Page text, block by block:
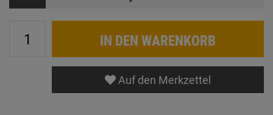
IN DEN WARENKORB
Auf den Merkzettel